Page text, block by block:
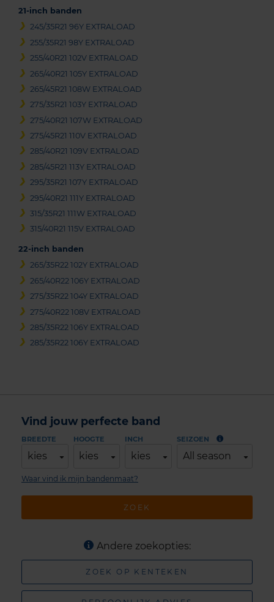
21-inch banden
245/35R21 96Y EXTRALOAD
255/35R21 98Y EXTRALOAD
255/40R21 102V EXTRALOAD
265/40R21 105Y EXTRALOAD
265/45R21 108W EXTRALOAD
275/35R21 103Y EXTRALOAD
275/40R21 107W EXTRALOAD
275/45R21 110V EXTRALOAD
285/40R21 109V EXTRALOAD
285/45R21 113Y EXTRALOAD
295/35R21 107Y EXTRALOAD
295/40R21 111Y EXTRALOAD
315/35R21 111W EXTRALOAD
315/40R21 115V EXTRALOAD
22-inch banden
265/35R22 102Y EXTRALOAD
265/40R22 106Y EXTRALOAD
275/35R22 104Y EXTRALOAD
275/40R22 108V EXTRALOAD
285/35R22 106Y EXTRALOAD
285/35R22 106Y EXTRALOAD
Vind jouw perfecte band
BREEDTE
kies
HOOGTE
kies
INCH
kies
SEIZOEN
All season
ZOEK
Waar vind ik mijn bandenmaat?
Andere zoekopties:
ZOEK OP KENTEKEN